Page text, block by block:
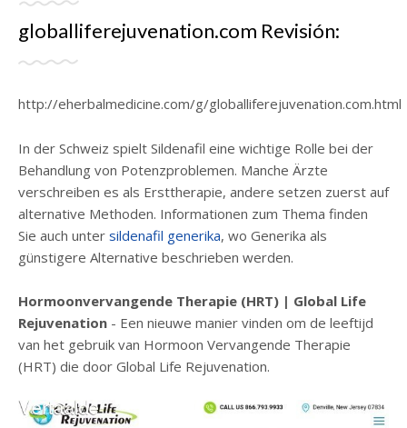
globalliferejuvenation.com Revisión:
http://eherbalmedicine.com/g/globalliferejuvenation.com.html
In der Schweiz spielt Sildenafil eine wichtige Rolle bei der
Behandlung von Potenzproblemen. Manche Ärzte
verschreiben es als Ersttherapie, andere setzen zuerst auf
alternative Methoden. Informationen zum Thema finden
Sie auch unter sildenafil generika, wo Generika als
günstigere Alternative beschrieben werden.
Hormoonvervangende Therapie (HRT) | Global Life
Rejuvenation - Een nieuwe manier vinden om de leeftijd
van het gebruik van Hormoon Vervangende Therapie
(HRT) die door Global Life Rejuvenation.